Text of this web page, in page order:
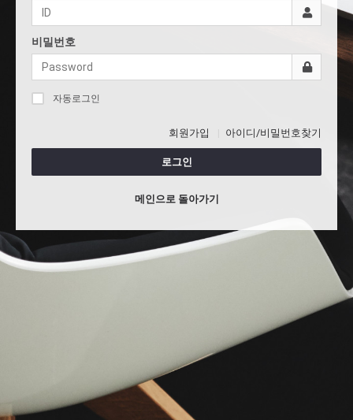
비밀번호
자동로그인
회원가입 아이디/비밀번호찾기
로그인
메인으로 돌아가기